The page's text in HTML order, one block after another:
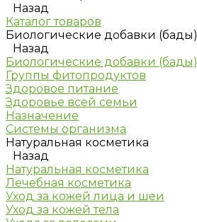
Назад
Каталог товаров
Биологические добавки (бады)
Назад
Биологические добавки (бады)
Группы фитопродуктов
Здоровое питание
Здоровье всей семьи
Назначение
Системы организма
Натуральная косметика
Назад
Натуральная косметика
Лечебная косметика
Уход за кожей лица и шеи
Уход за кожей тела